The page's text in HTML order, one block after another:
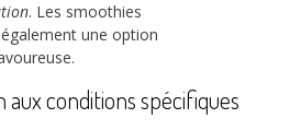
. Les smoothies
une option
aux conditions spécifiques